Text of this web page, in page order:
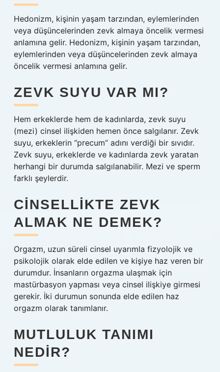
Hedonizm, kişinin yaşam tarzından, eylemlerinden
veya düşüncelerinden zevk almaya öncelik vermesi
anlamına gelir. Hedonizm, kişinin yaşam tarzından,
eylemlerinden veya düşüncelerinden zevk almaya
öncelik vermesi anlamına gelir.
ZEVK SUYU VAR MI?
Hem erkeklerde hem de kadınlarda, zevk suyu
(mezi) cinsel ilişkiden hemen önce salgılanır. Zevk
suyu, erkeklerin “precum” adını verdiği bir sıvıdır.
Zevk suyu, erkeklerde ve kadınlarda zevk yaratan
herhangi bir durumda salgılanabilir. Mezi ve sperm
farklı şeylerdir.
CINSELLIKTE ZEVK
ALMAK NE DEMEK?
Orgazm, uzun süreli cinsel uyarımla fizyolojik ve
psikolojik olarak elde edilen ve kişiye haz veren bir
durumdur. İnsanların orgazma ulaşmak için
mastürbasyon yapması veya cinsel ilişkiye girmesi
gerekir. İki durumun sonunda elde edilen haz
orgazm olarak tanımlanır.
MUTLULUK TANIMI
NEDIR?